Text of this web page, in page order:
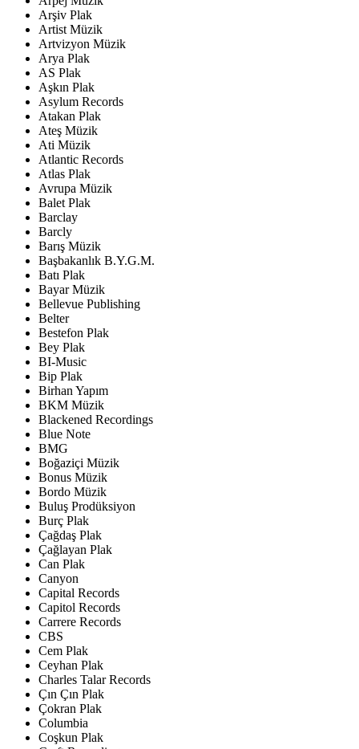
Arşiv Plak
Artist Müzik
Artvizyon Müzik
Arya Plak
AS Plak
Aşkın Plak
Asylum Records
Atakan Plak
Ateş Müzik
Ati Müzik
Atlantic Records
Atlas Plak
Avrupa Müzik
Balet Plak
Barclay
Barcly
Barış Müzik
Başbakanlık B.Y.G.M.
Batı Plak
Bayar Müzik
Bellevue Publishing
Belter
Bestefon Plak
Bey Plak
BI-Music
Bip Plak
Birhan Yapım
BKM Müzik
Blackened Recordings
Blue Note
BMG
Boğaziçi Müzik
Bonus Müzik
Bordo Müzik
Buluş Prodüksiyon
Burç Plak
Çağdaş Plak
Çağlayan Plak
Can Plak
Canyon
Capital Records
Capitol Records
Carrere Records
CBS
Cem Plak
Ceyhan Plak
Charles Talar Records
Çın Çın Plak
Çokran Plak
Columbia
Coşkun Plak